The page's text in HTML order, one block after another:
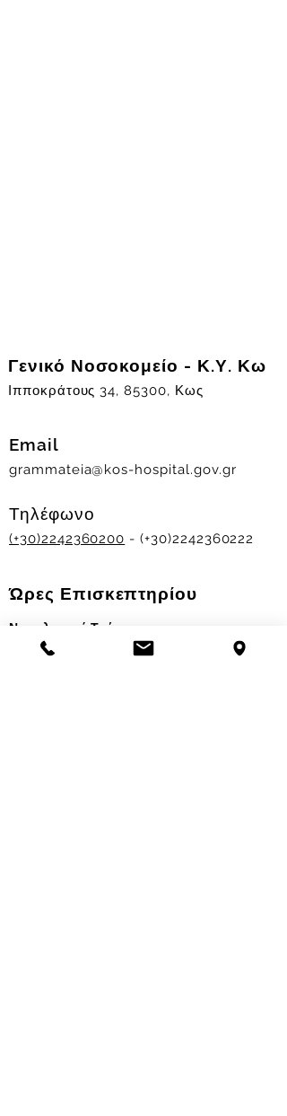
Γενικό Νοσοκομείο - Κ.Υ. Κω
Ιπποκράτους 34, 85300, Κως
Email
grammateia@kos-hospital.gov.gr
Τηλέφωνο
(+30)2242360200 - (+30)2242360222
Ώρες Επισκεπτηρίου
Νοσηλευτικά Τμήματα
Χειμερινό ωράριο: 11.00-13.00
17.30-19.30